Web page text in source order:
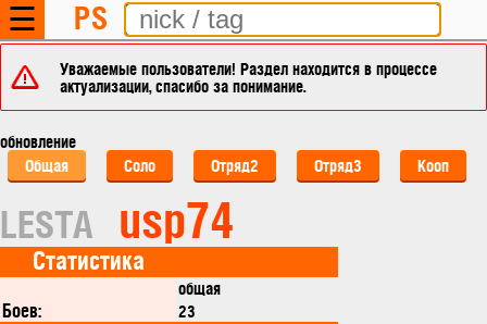
☰ PS
Уважаемые пользователи! Раздел находится в процессе
актуализации, спасибо за понимание.
обновление
Общая
Соло Отряд2 Отряд3 Кооп
LESTA usp74
Статистика
общая
Боев: 23